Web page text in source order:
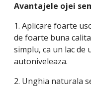
Avantajele ojei
1. Aplicare foarte
de foarte buna
simplu, ca un lac
autoniveleaza.
2. Unghia naturala